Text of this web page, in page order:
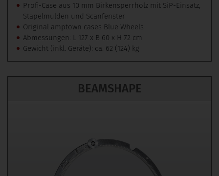
Profi-Case aus 10 mm Birkensperrholz mit SiP-Einsatz,
Stapelmulden und Scanfenster
Original amptown cases Blue Wheels
Abmessungen: L 127 x B 60 x H 72 cm
Gewicht (inkl. Geräte): ca. 62 (124) kg
BEAMSHAPE